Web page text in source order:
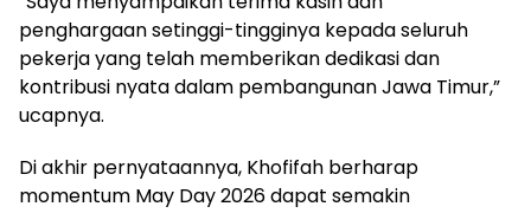
penghargaan setinggi-tingginya kepada seluruh
pekerja yang telah memberikan dedikasi dan
kontribusi nyata dalam pembangunan Jawa Timur,”
ucapnya.
Di akhir pernyataannya, Khofifah berharap
momentum May Day 2026 dapat semakin